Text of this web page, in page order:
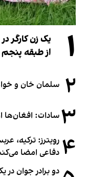
۱
یک زن کارگر
از طبقه
۲ سلمان خان و
۳سادات: افغان‌ها
۴ رویترز: ترکیه،
دفاعی امضا
دو برادر جوان در